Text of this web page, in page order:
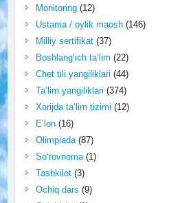
Monitoring(12)
Ustama / oylik maosh(146)
Milliy sertifikat(37)
Boshlang‘ich ta’lim (22)
Chet tili yangiliklari (44)
Ta’lim yangiliklari (374)
Xorijda ta’lim tizimi (12)
E’lon(16)
Olimpiada(87)
So‘rovnoma(1)
Tashkilot(3)
Ochiq dars (9)